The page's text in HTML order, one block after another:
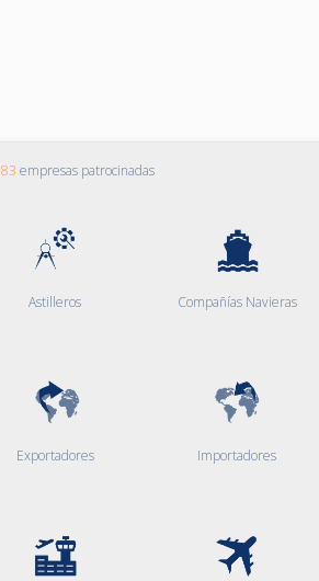
83 empresas patrocinadas
Astilleros Compañías Navieras
Exportadores Importadores